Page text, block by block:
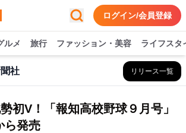
ログイン/会員登録
ルメ 旅行 ファッション・美容 ライフスタ
社 リリース一覧
初V！「報知高校野球９月号」
ら発売